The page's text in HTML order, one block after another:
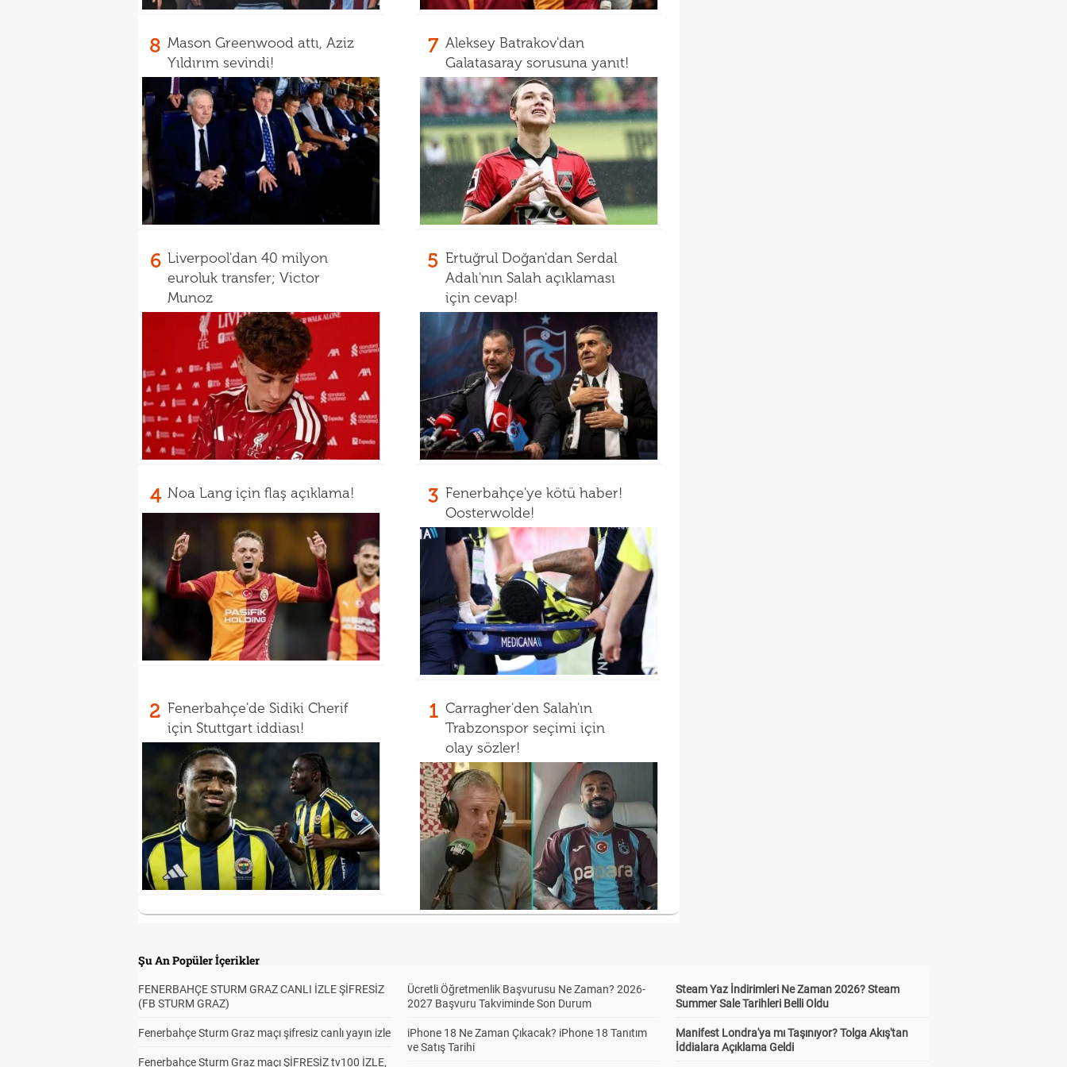
8 Mason Greenwood attı, Aziz
Yıldırım sevindi!
7 Aleksey Batrakov'dan
Galatasaray sorusuna yanıt!
6 Liverpool'dan 40 milyon
euroluk transfer; Victor
Munoz
5 Ertuğrul Doğan'dan Serdal
Adalı'nın Salah açıklaması
için cevap!
4 Noa Lang için flaş açıklama! 3 Fenerbahçe'ye kötü haber!
Oosterwolde!
2 Fenerbahçe'de Sidiki Cherif
için Stuttgart iddiası!
1 Carragher'den Salah'ın
Trabzonspor seçimi için
olay sözler!
Şu An Popüler İçerikler
FENERBAHÇE STURM GRAZ CANLI İZLE ŞİFRESİZ
(FB STURM GRAZ)
Fenerbahçe Sturm Graz maçı şifresiz canlı yayın izle
Fenerbahçe Sturm Graz maçı ŞİFRESİZ tv100 İZLE,
Ücretli Öğretmenlik Başvurusu Ne Zaman? 2026-
2027 Başvuru Takviminde Son Durum
iPhone 18 Ne Zaman Çıkacak? iPhone 18 Tanıtım
ve Satış Tarihi
Steam Yaz İndirimleri Ne Zaman 2026? Steam
Summer Sale Tarihleri Belli Oldu
Manifest Londra'ya mı Taşınıyor? Tolga Akış'tan
İddialara Açıklama Geldi